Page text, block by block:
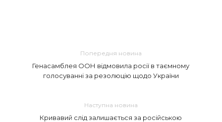
Попередня новина
Генасамблея ООН відмовила росії в таємному
голосуванні за резолюцію щодо України
Наступна новина
Кривавий слід залишається за російською